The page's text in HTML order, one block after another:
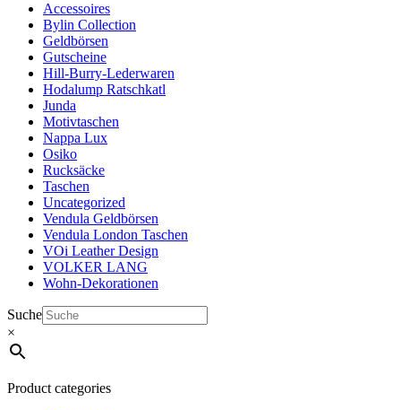
Accessoires
Bylin Collection
Geldbörsen
Gutscheine
Hill-Burry-Lederwaren
Hodalump Ratschkatl
Junda
Motivtaschen
Nappa Lux
Osiko
Rucksäcke
Taschen
Uncategorized
Vendula Geldbörsen
Vendula London Taschen
VOi Leather Design
VOLKER LANG
Wohn-Dekorationen
Suche
×
Product categories